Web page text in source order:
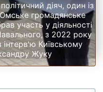
діяч, один із
громадянське
участь у діяльності
з 2022 року
Київському
Жуку